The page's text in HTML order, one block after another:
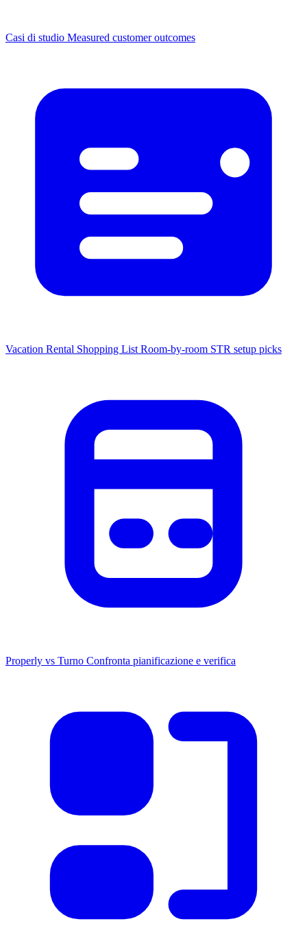
Casi di studio Measured customer outcomes
Vacation Rental Shopping List Room-by-room STR setup picks
Properly vs Turno Confronta pianificazione e verifica